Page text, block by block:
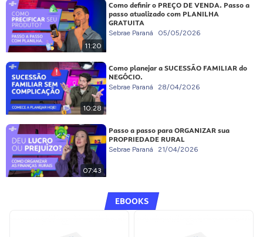
11:20
Como definir o PREÇO DE VENDA. Passo a
passo atualizado com PLANILHA
GRATUITA
Sebrae Paraná 05/05/2026
10:28
Como planejar a SUCESSÃO FAMILIAR do
NEGÓCIO.
Sebrae Paraná 28/04/2026
07:43
Passo a passo para ORGANIZAR sua
PROPRIEDADE RURAL
Sebrae Paraná 21/04/2026
EBOOKS